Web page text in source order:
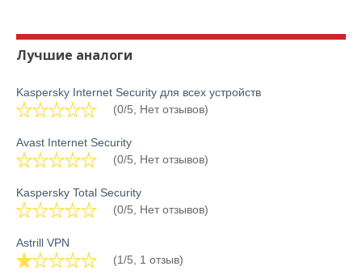
Лучшие аналоги
Kaspersky Internet Security для всех устройств
(0/5, Нет отзывов)
Avast Internet Security
(0/5, Нет отзывов)
Kaspersky Total Security
(0/5, Нет отзывов)
Astrill VPN
(1/5, 1 отзыв)